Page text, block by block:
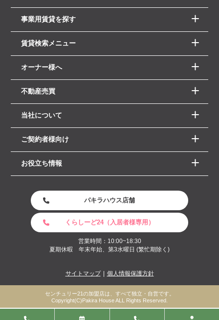
事業用賃貸を探す
賃貸検索メニュー
オーナー様へ
不動産売買
当社について
ご契約者様向け
お役立ち情報
パキラハウス店舗
くらしーど24（入居者様専用）
営業時間：10:00~18:30
夏期休暇 年末年始、第3水曜日 (繁忙期除く)
サイトマップ 個人情報保護方針
センチュリー21の加盟店は、すべて独立・自営です。
Copyright(C)Pakira House ALL Rights Reserved.